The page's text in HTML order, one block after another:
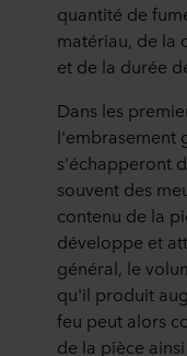
quantité de
matériau, de la
et de la durée
Dans les
l'embrasement
s'échapperont
souvent des
contenu de la
développe et
général, le
qu'il produit
feu peut alors
de la pièce